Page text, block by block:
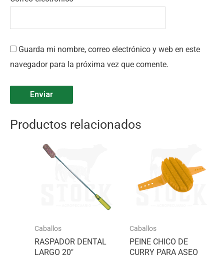
Guarda mi nombre, correo electrónico y web en este
navegador para la próxima vez que comente.
Productos relacionados
Caballos
RASPADOR DENTAL
LARGO 20″
Caballos
PEINE CHICO DE
CURRY PARA ASEO